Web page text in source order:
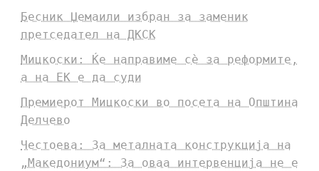
Бесник Џемаили избран за заменик
претседател на ДКСК
Мицкоски: Ќе направиме сè за реформите,
а на ЕК е да суди
Премиерот Мицкоски во посета на Општина
Делчево
Честоева: За металната конструкција на
„Македониум“: За оваа интервенција не е